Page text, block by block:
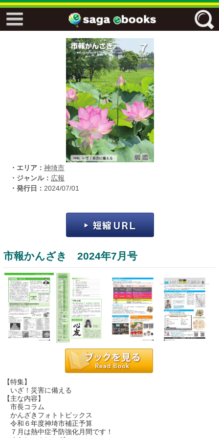
フリーワード
ジャンル
エリア
佐賀ワード
・エリア： 神埼市
・ジャンル： 広報
・発行日： 2024/07/01
市報かんざき 2024年7月号
【特集】
いざ！災害に備える
【主な内容】
市長コラム
かんざきフォトトピックス
令和６年度神埼市補正予算
７月は熱中症予防強化月間です！
↓↓ ebooks専用本棚 ↓↓
運営：福博印刷
saga ebooksとは
ご利用ガイド
よくある質問
サイトマップ
お問い合わせ